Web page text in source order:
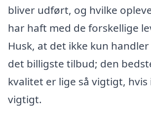
bliver udført, og hvilke
har haft med de forskellige
Husk, at det ikke kun
det billigste tilbud; den
kvalitet er lige så vigtigt, hvis
vigtigt.